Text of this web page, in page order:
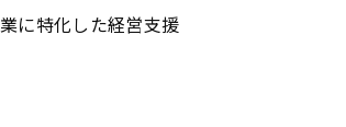
に特化した経営支援